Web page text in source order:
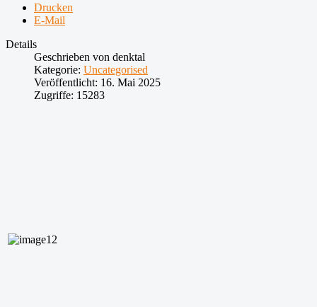
Drucken
E-Mail
Details
Geschrieben von denktal
Kategorie: Uncategorised
Veröffentlicht: 16. Mai 2025
Zugriffe: 15283